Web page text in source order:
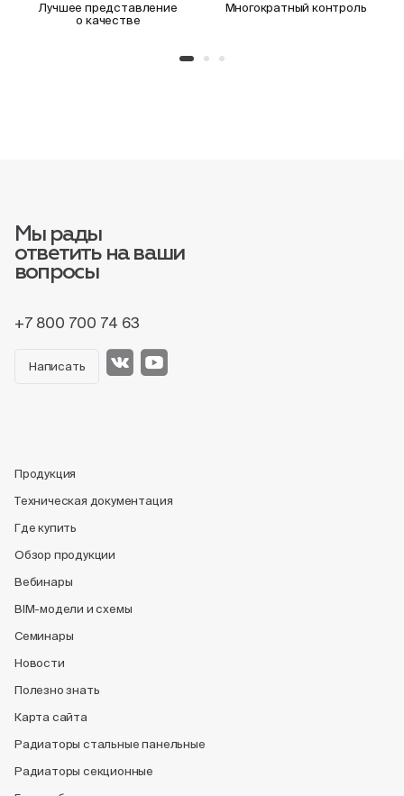
Лучшее представление
о качестве
Многократный контроль
Мы рады
ответить на ваши
вопросы
+7 800 700 74 63
Написать
Продукция
Техническая документация
Где купить
Обзор продукции
Вебинары
BIM-модели и схемы
Семинары
Новости
Полезно знать
Карта сайта
Радиаторы стальные панельные
Радиаторы секционные